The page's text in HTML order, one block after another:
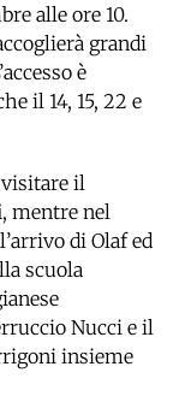
alle ore 10.
grandi
è
il 14, 15, 22 e
il
, mentre nel
di Olaf ed
scuola
Nucci e il
insieme